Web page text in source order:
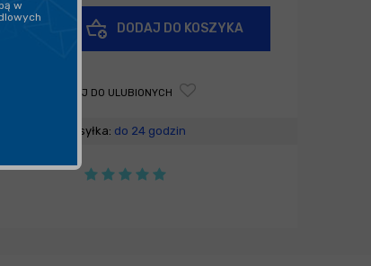
DODAJ DO KOSZYKA
DODAJ DO ULUBIONYCH
Wysyłka: do 24 godzin
w